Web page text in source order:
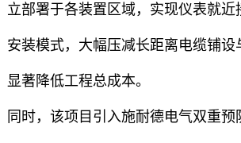
立部署于各装置区域，实现仪表就近
安装模式，大幅压减长距离电缆铺设
显著降低工程总成本。
同时，该项目引入施耐德电气双重预